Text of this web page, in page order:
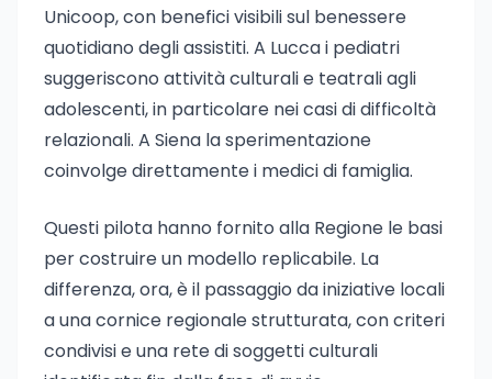
Unicoop, con benefici visibili sul benessere
quotidiano degli assistiti. A Lucca i pediatri
suggeriscono attività culturali e teatrali agli
adolescenti, in particolare nei casi di difficoltà
relazionali. A Siena la sperimentazione
coinvolge direttamente i medici di famiglia.
Questi pilota hanno fornito alla Regione le basi
per costruire un modello replicabile. La
differenza, ora, è il passaggio da iniziative locali
a una cornice regionale strutturata, con criteri
condivisi e una rete di soggetti culturali